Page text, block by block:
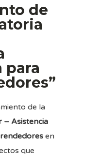
de
para
de la
– Asistencia
en
que